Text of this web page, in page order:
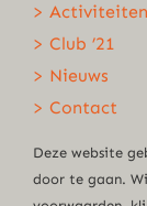
>
> Club ’21
> Nieuws
> Contact
Deze website
door te gaan.